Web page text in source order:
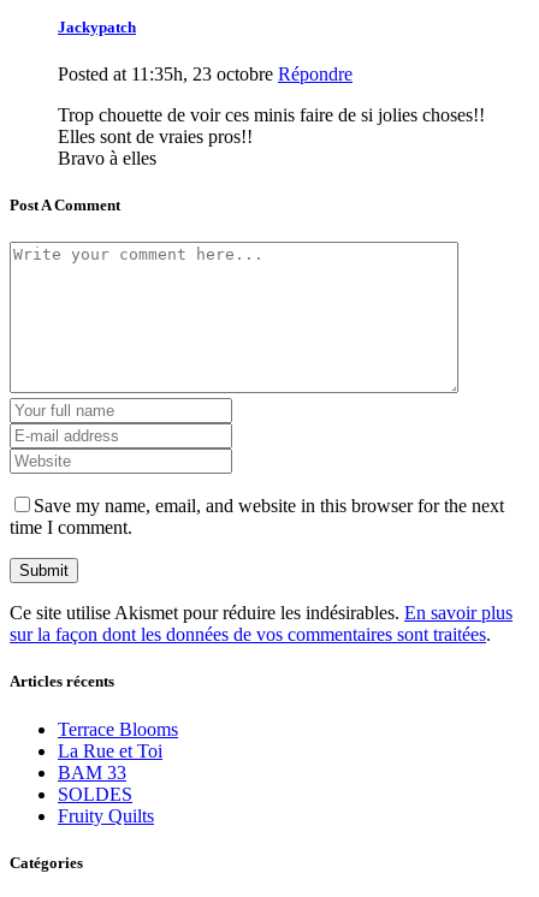
Jackypatch
Posted at 11:35h, 23 octobre Répondre
Trop chouette de voir ces minis faire de si jolies choses!!
Elles sont de vraies pros!!
Bravo à elles
Post A Comment
Save my name, email, and website in this browser for the next
time I comment.
Ce site utilise Akismet pour réduire les indésirables. En savoir plus
sur la façon dont les données de vos commentaires sont traitées.
Articles récents
Terrace Blooms
La Rue et Toi
BAM 33
SOLDES
Fruity Quilts
Catégories